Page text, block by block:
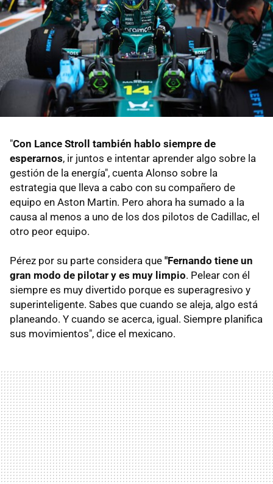
"Con Lance Stroll también hablo siempre de
esperarnos, ir juntos e intentar aprender algo sobre la
gestión de la energía", cuenta Alonso sobre la
estrategia que lleva a cabo con su compañero de
equipo en Aston Martin. Pero ahora ha sumado a la
causa al menos a uno de los dos pilotos de Cadillac, el
otro peor equipo.
Pérez por su parte considera que "Fernando tiene un
gran modo de pilotar y es muy limpio. Pelear con él
siempre es muy divertido porque es superagresivo y
superinteligente. Sabes que cuando se aleja, algo está
planeando. Y cuando se acerca, igual. Siempre planifica
sus movimientos", dice el mexicano.